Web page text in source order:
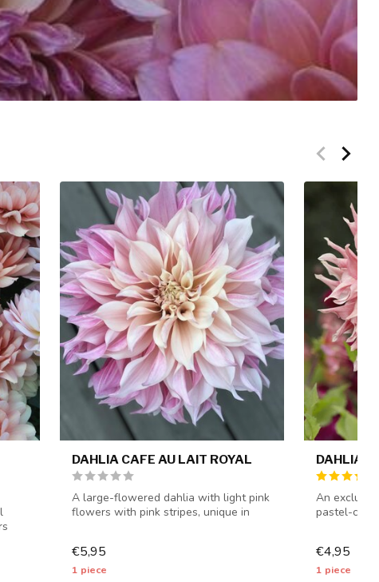
DAHLIA CAFE AU LAIT ROYAL
A large-flowered dahlia with light pink
flowers with pink stripes, unique in
€5,95
1 piece
DAHLIA
An
pastel-
€4,95
1 piece